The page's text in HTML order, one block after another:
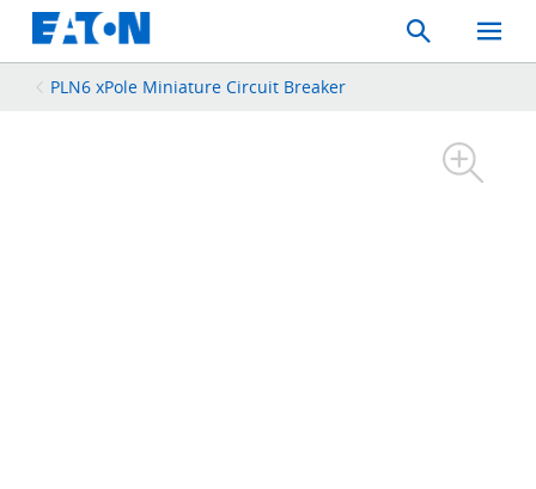
Search
Toggle
Mobile
PLN6 xPole Miniature Circuit Breaker